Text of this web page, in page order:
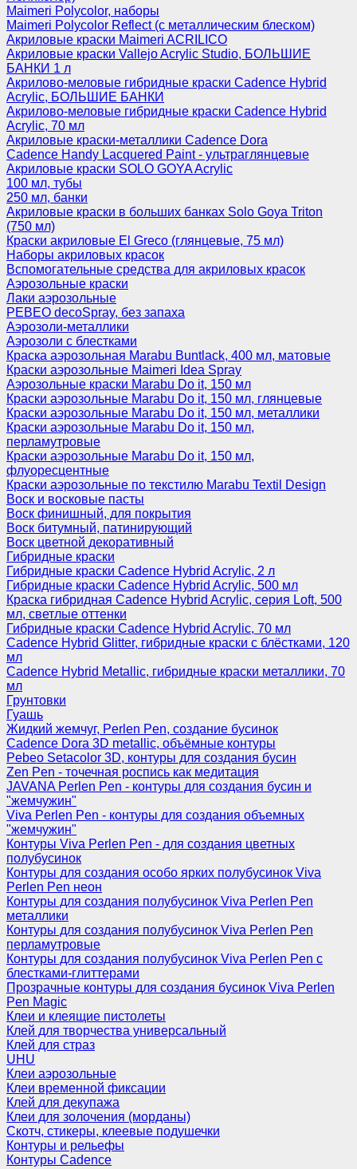
Maimeri Polycolor, наборы
Maimeri Polycolor Reflect (с металлическим блеском)
Акриловые краски Maimeri ACRILICO
Акриловые краски Vallejo Acrylic Studio, БОЛЬШИЕ
БАНКИ 1 л
Акрилово-меловые гибридные краски Cadence Hybrid
Acrylic, БОЛЬШИЕ БАНКИ
Акрилово-меловые гибридные краски Cadence Hybrid
Acrylic, 70 мл
Акриловые краски-металлики Cadence Dora
Cadence Handy Lacquered Paint - ультраглянцевые
Акриловые краски SOLO GOYA Acrylic
100 мл, тубы
250 мл, банки
Акриловые краски в больших банках Solo Goya Triton
(750 мл)
Краски акриловые El Greco (глянцевые, 75 мл)
Наборы акриловых красок
Вспомогательные средства для акриловых красок
Аэрозольные краски
Лаки аэрозольные
PEBEO decoSpray, без запаха
Аэрозоли-металлики
Аэрозоли с блестками
Краска аэрозольная Marabu Buntlack, 400 мл, матовые
Краски аэрозольные Maimeri Idea Spray
Аэрозольные краски Marabu Do it, 150 мл
Краски аэрозольные Marabu Do it, 150 мл, глянцевые
Краски аэрозольные Marabu Do it, 150 мл, металлики
Краски аэрозольные Marabu Do it, 150 мл,
перламутровые
Краски аэрозольные Marabu Do it, 150 мл,
флуоресцентные
Краски аэрозольные по текстилю Marabu Textil Design
Воск и восковые пасты
Воск финишный, для покрытия
Воск битумный, патинирующий
Воск цветной декоративный
Гибридные краски
Гибридные краски Cadence Hybrid Acrylic, 2 л
Гибридные краски Cadence Hybrid Acrylic, 500 мл
Краска гибридная Cadence Hybrid Acrylic, серия Loft, 500
мл, светлые оттенки
Гибридные краски Cadence Hybrid Acrylic, 70 мл
Cadence Hybrid Glitter, гибридные краски с блёстками, 120
мл
Cadence Hybrid Metallic, гибридные краски металлики, 70
мл
Грунтовки
Гуашь
Жидкий жемчуг, Perlen Pen, создание бусинок
Cadence Dora 3D metallic, объёмные контуры
Pebeo Setacolor 3D, контуры для создания бусин
Zen Pen - точечная роспись как медитация
JAVANA Perlen Pen - контуры для создания бусин и
"жемчужин"
Viva Perlen Pen - контуры для создания объемных
"жемчужин"
Контуры Viva Perlen Pen - для создания цветных
полубусинок
Контуры для создания особо ярких полубусинок Viva
Perlen Pen неон
Контуры для создания полубусинок Viva Perlen Pen
металлики
Контуры для создания полубусинок Viva Perlen Pen
перламутровые
Контуры для создания полубусинок Viva Perlen Pen с
блестками-глиттерами
Прозрачные контуры для создания бусинок Viva Perlen
Pen Magic
Клеи и клеящие пистолеты
Клей для творчества универсальный
Клей для страз
UHU
Клеи аэрозольные
Клеи временной фиксации
Клей для декупажа
Клеи для золочения (морданы)
Скотч, стикеры, клеевые подушечки
Контуры и рельефы
Контуры Cadence